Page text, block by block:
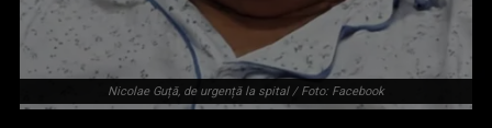
Nicolae Guță, de urgență la spital / Foto: Facebook